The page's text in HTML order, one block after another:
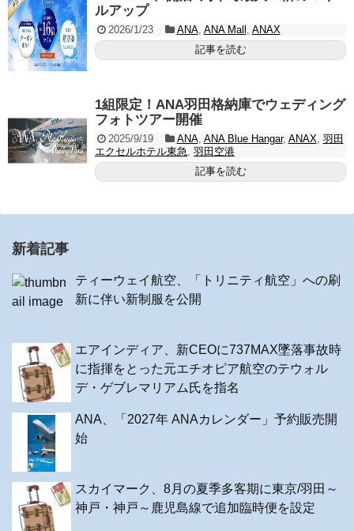
ルアップ
2026/1/23 ANA, ANA Mall , ANAX
記事を読む
1組限定！ANA羽田格納庫でウェディング
フォトツアー開催
2025/9/19 ANA, ANA Blue Hangar, ANAX, 羽田
エクセルホテル東急, 羽田空港
記事を読む
新着記事
ティーウェイ航空、「トリニティ航空」への刷
新に伴い新制服を公開
エアインディア、新CEOに737MAX墜落事故時
に指揮をとった元エチオピア航空のテウォル
デ・ゲブレマリアム氏を指名
ANA、「2027年 ANAカレンダー」予約販売開
始
スカイマーク、8月の夏季多客期に東京/羽田～
神戸・神戸～鹿児島線で追加臨時便を設定